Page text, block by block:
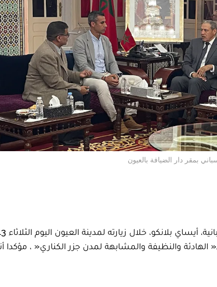
بمقر دار الضيافة بالعيون
الهادئة والنظيفة والمشابهة لمدن جزر الكناري« ، مؤكدا